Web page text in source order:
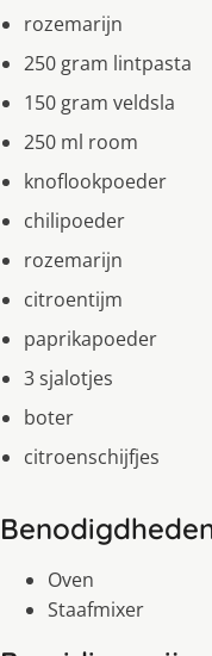
rozemarijn
250 gram lintpasta
150 gram veldsla
250 ml room
knoflookpoeder
chilipoeder
rozemarijn
citroentijm
paprikapoeder
3 sjalotjes
boter
citroenschijfjes
Oven
Staafmixer